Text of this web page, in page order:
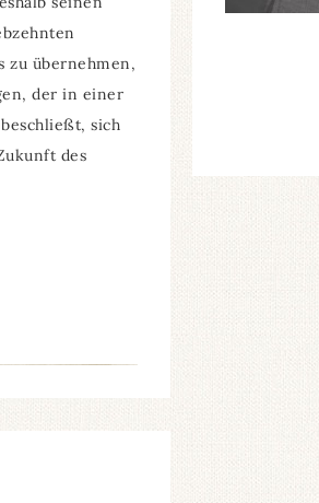
zu übernehmen,
der in einer
sich
des